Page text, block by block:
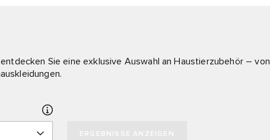
Sie eine exklusive Auswahl an Haustierzubehör – von
ERGEBNISSE ANZEIGEN